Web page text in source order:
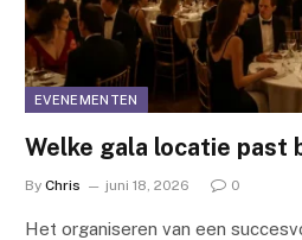
EVENEMENTEN
Welke gala locatie past
By Chris juni 18, 2026 0
Het organiseren van een